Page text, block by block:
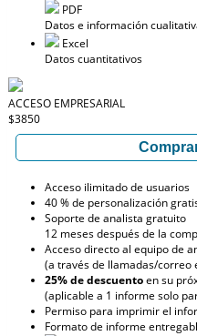
PDF
Datos e información
Excel
Datos cuantitativos
ACCESO EMPRESARIAL
$3850
Acceso ilimitado de usuarios
40 % de personalización
Soporte de analista gratuito
12 meses después de la
Acceso directo al equipo de
(a través de llamadas/correo
25% de descuentoen su
(aplicable a 1 informe solo
Permiso para imprimir el
Formato de informe